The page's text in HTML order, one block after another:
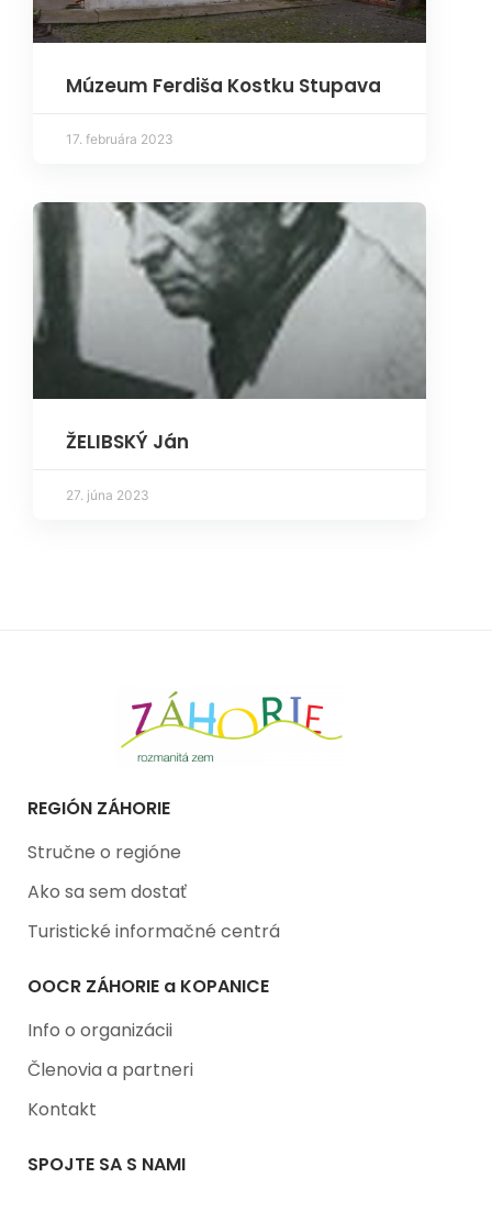
Múzeum Ferdiša Kostku Stupava
17. februára 2023
ŽELIBSKÝ Ján
27. júna 2023
REGIÓN ZÁHORIE
Stručne o regióne
Ako sa sem dostať
Turistické informačné centrá
OOCR ZÁHORIE a KOPANICE
Info o organizácii
Členovia a partneri
Kontakt
SPOJTE SA S NAMI